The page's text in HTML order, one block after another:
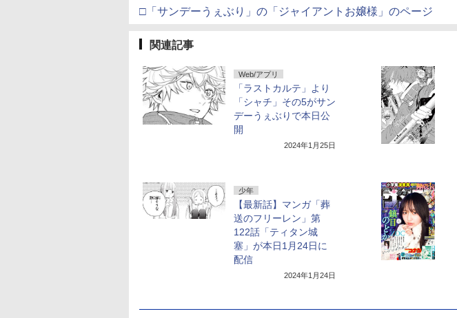
□「サンデーうぇぶり」の「ジャイアントお嬢様」のページ
関連記事
Web/アプリ
「ラストカルテ」より
「シャチ」その5がサン
デーうぇぶりで本日公
開
2024年1月25日
少年
【最新話】マンガ「葬
送のフリーレン」第
122話「ティタン城
塞」が本日1月24日に
配信
2024年1月24日